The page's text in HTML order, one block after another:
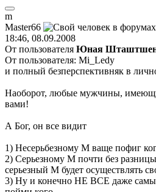
m
Master66
18:46, 08.09.2008
От пользователя Юная
От пользователя: Mi_Ledy
и полный безперспективняк в
Наоборот, любые мужчины, имеющие
вами!
А Бог, он все видит
1) Несерьбезному М ваще пофиг
2) Серьезному М почти без
серьезный М будет осуществлять
3) Ну и конечно НЕ ВСЕ даже самые